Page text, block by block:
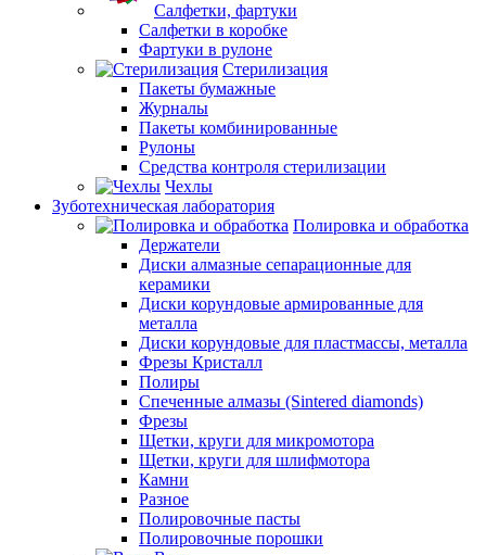
Салфетки, фартуки
Салфетки в коробке
Фартуки в рулоне
Стерилизация
Пакеты бумажные
Журналы
Пакеты комбинированные
Рулоны
Средства контроля стерилизации
Чехлы
Зуботехническая лаборатория
Полировка и обработка
Держатели
Диски алмазные сепарационные для
керамики
Диски корундовые армированные для
металла
Диски корундовые для пластмассы, металла
Фрезы Кристалл
Полиры
Спеченные алмазы (Sintered diamonds)
Фрезы
Щетки, круги для микромотора
Щетки, круги для шлифмотора
Камни
Разное
Полировочные пасты
Полировочные порошки